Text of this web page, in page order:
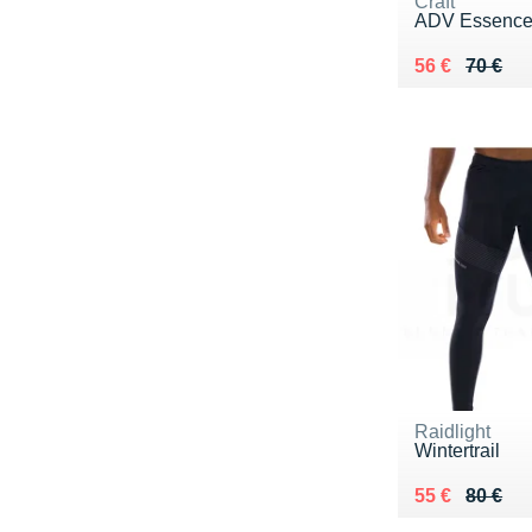
ADV
70 €
Au lieu de 70
56 €
Vendu 56 €
Raidlight
Wintertrail
80 €
Au lieu de 80
55 €
Vendu 55 €